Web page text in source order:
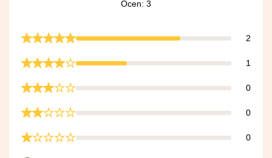
Ocen: 3
2
1
0
0
0